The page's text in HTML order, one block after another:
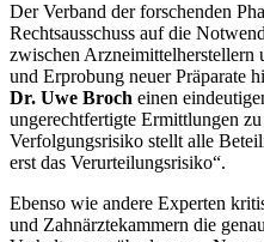
Der Verband der forschenden
Rechtsausschuss auf die
zwischen
und Erprobung neuer Präparate
Dr. Uwe Broch einen
ungerechtfertigte Ermittlungen
Verfolgungsrisiko stellt alle
erst das Verurteilungsrisiko“.
Ebenso wie andere Experten
und Zahnärztekammern die